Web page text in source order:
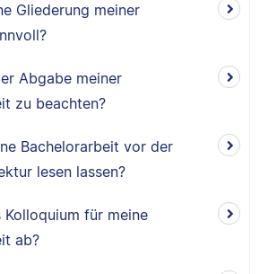
Gliederung meiner
Abgabe meiner
zu beachten?
Bachelorarbeit vor der
lesen lassen?
für meine
ab?